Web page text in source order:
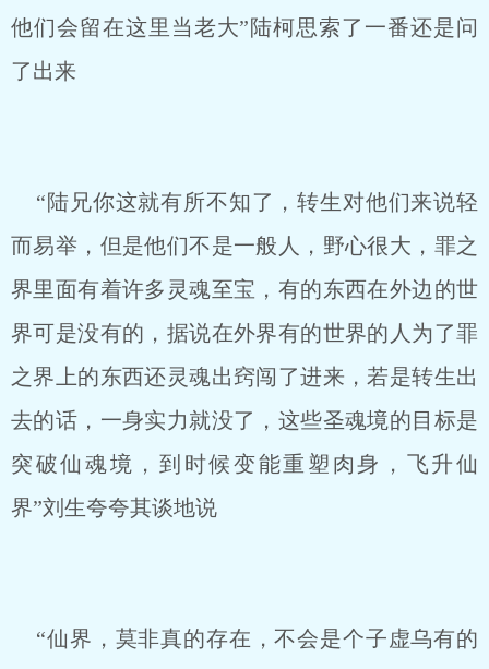
他们会留在这里当老大”陆柯思索了一番还是问
了出来
“陆兄你这就有所不知了，转生对他们来说轻
而易举，但是他们不是一般人，野心很大，罪之
界里面有着许多灵魂至宝，有的东西在外边的世
界可是没有的，据说在外界有的世界的人为了罪
之界上的东西还灵魂出窍闯了进来，若是转生出
去的话，一身实力就没了，这些圣魂境的目标是
突破仙魂境，到时候变能重塑肉身，飞升仙
界”刘生夸夸其谈地说
“仙界，莫非真的存在，不会是个子虚乌有的